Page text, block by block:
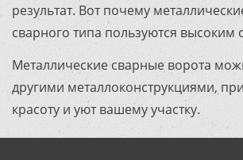
результат. Вот почему
сварного типа пользуются высоким
Металлические сварные ворота
другими металлоконструкциями,
красоту и уют вашему участку.